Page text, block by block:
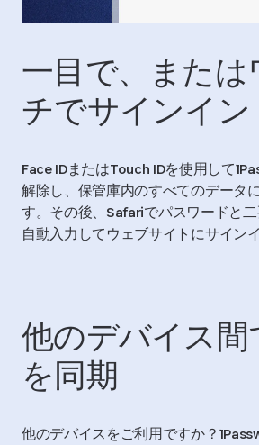
一目で、または
チでサインイン
Face IDまたはTouch IDを使用して
解除し、保管庫内のすべてのデータ
す。その後、Safariでパスワードと
自動入力してウェブサイトにサインイ
他のデバイス間
を同期
他のデバイスをご利用ですか？